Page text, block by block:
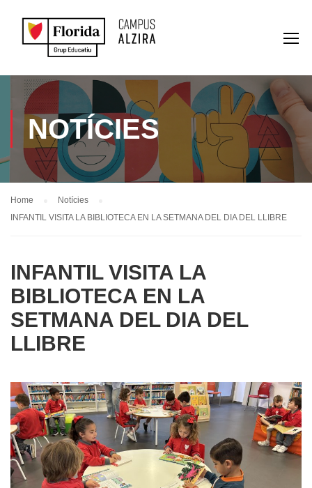
NOTÍCIES
Home
Notícies
INFANTIL VISITA LA BIBLIOTECA EN LA SETMANA DEL DIA DEL LLIBRE
INFANTIL VISITA LA
BIBLIOTECA EN LA
SETMANA DEL DIA DEL
LLIBRE